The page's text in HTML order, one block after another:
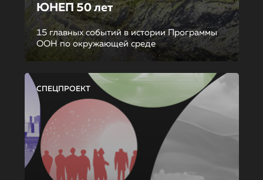
ЮНЕП 50 лет
15 главных событий в истории Программы
ООН по окружающей среде
СПЕЦПРОЕКТ